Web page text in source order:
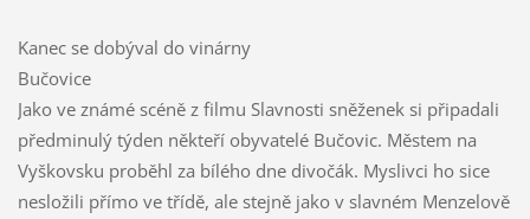
Kanec se dobýval do vinárny
Bučovice
Jako ve známé scéně z filmu Slavnosti sněženek si připadali
předminulý týden někteří obyvatelé Bučovic. Městem na
Vyškovsku proběhl za bílého dne divočák. Myslivci ho sice
nesložili přímo ve třídě, ale stejně jako v slavném Menzelově